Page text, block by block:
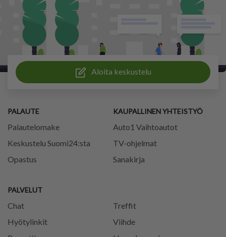
Aloita keskustelu
PALAUTE
Palautelomake
Keskustelu Suomi24:sta
Opastus
PALVELUT
Chat
Treffit
Hyötylinkit
Viihde
KAUPALLINEN YHTEISTYÖ
Auto1 Vaihtoautot
TV-ohjelmat
Sanakirja